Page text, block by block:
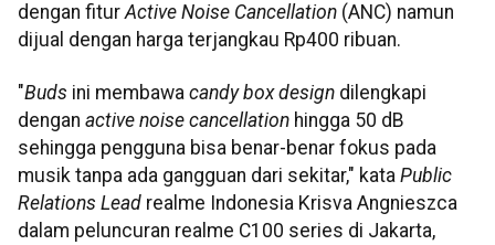
dengan fiturActive Noise Cancellation (ANC) namun
dijual dengan harga terjangkau Rp400 ribuan.
"Buds ini membawa candy box design dilengkapi
dengan active noise cancellation hingga 50 dB
sehingga pengguna bisa benar-benar fokus pada
musik tanpa ada gangguan dari sekitar," kata Public
Relations Lead realme Indonesia Krisva Angnieszca
dalam peluncuran realme C100 series di Jakarta,